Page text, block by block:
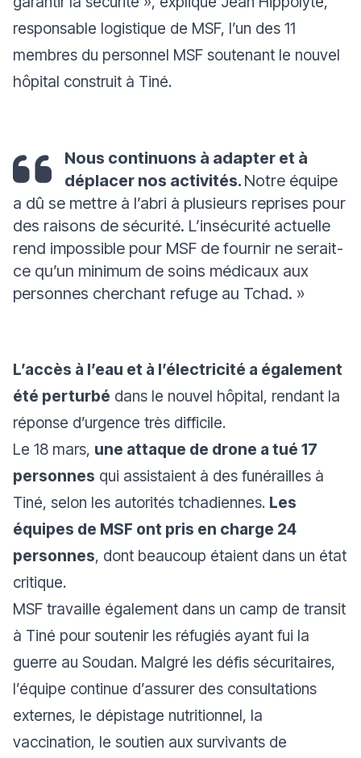
responsable logistique de MSF, l’un des 11
membres du personnel MSF soutenant le nouvel
hôpital construit à Tiné.
Nous continuons à adapter et à
déplacer nos activités. Notre équipe
a dû se mettre à l’abri à plusieurs reprises pour
des raisons de sécurité. L’insécurité actuelle
rend impossible pour MSF de fournir ne serait-
ce qu’un minimum de soins médicaux aux
personnes cherchant refuge au Tchad. »
L’accès à l’eau et à l’électricité a également
été perturbé dans le nouvel hôpital, rendant la
réponse d’urgence très difficile.
Le 18 mars, une attaque de drone a tué 17
personnes qui assistaient à des funérailles à
Tiné, selon les autorités tchadiennes. Les
équipes de MSF ont pris en charge 24
personnes, dont beaucoup étaient dans un état
critique.
MSF travaille également dans un camp de transit
à Tiné pour soutenir les réfugiés ayant fui la
guerre au Soudan. Malgré les défis sécuritaires,
l’équipe continue d’assurer des consultations
externes, le dépistage nutritionnel, la
vaccination, le soutien aux survivants de